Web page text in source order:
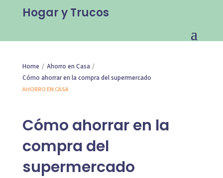
Hogar y Trucos
Home / Ahorro en Casa /
Cómo ahorrar en la compra del supermercado
AHORRO EN CASA
Cómo ahorrar en la
compra del
supermercado